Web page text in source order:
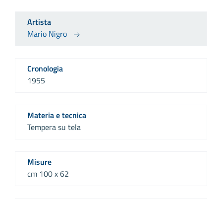
Artista
Mario Nigro
Cronologia
1955
Materia e tecnica
Tempera su tela
Misure
cm 100 x 62